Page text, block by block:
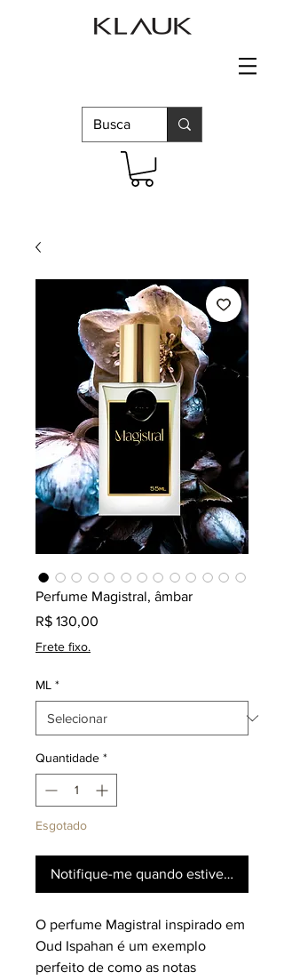
Perfume Magistral, âmbar
R$ 130,00
Frete fixo.
ML *
Quantidade *
Esgotado
Notifique-me quando estiver
O perfume Magistral inspirado em
Oud Ispahan é um exemplo
perfeito de como as notas